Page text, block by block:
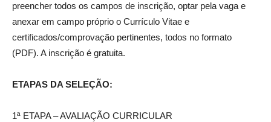
preencher todos os campos de inscrição, optar pela vaga e
anexar em campo próprio o Currículo Vitae e
certificados/comprovação pertinentes, todos no formato
(PDF). A inscrição é gratuita.
ETAPAS DA SELEÇÃO:
1ª ETAPA – AVALIAÇÃO CURRICULAR